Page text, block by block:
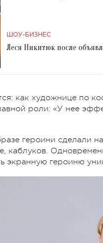
ШОУ-БИЗНЕС
Леся Никитюк после
как художнице по
роли: «У нее
героини сделали
каблуков.
экранную героиню